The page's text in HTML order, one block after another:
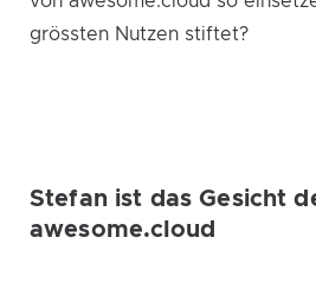
grössten Nutzen stiftet?
Stefan ist das Gesicht
awesome.cloud